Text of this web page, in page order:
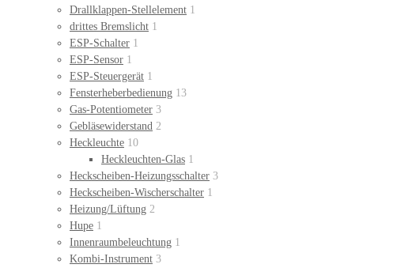
Drallklappen-Stellelement 1
drittes Bremslicht 1
ESP-Schalter 1
ESP-Sensor 1
ESP-Steuergerät 1
Fensterheberbedienung 13
Gas-Potentiometer 3
Gebläsewiderstand 2
Heckleuchte 10
Heckleuchten-Glas 1
Heckscheiben-Heizungsschalter 3
Heckscheiben-Wischerschalter 1
Heizung/Lüftung 2
Hupe 1
Innenraumbeleuchtung 1
Kombi-Instrument 3